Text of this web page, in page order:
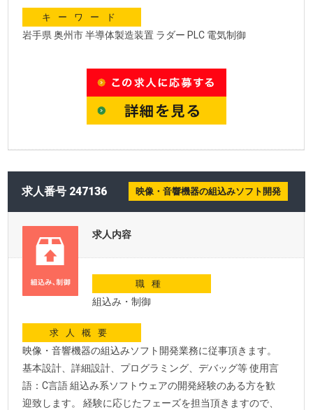
キーワード
岩手県 奥州市 半導体製造装置 ラダー PLC 電気制御
求人番号 247136 映像・音響機器の組込みソフト開発
求人内容
職種
組込み・制御
求人概要
映像・音響機器の組込みソフト開発業務に従事頂きます。
基本設計、詳細設計、プログラミング、デバッグ等 使用言
語：C言語 組込み系ソフトウェアの開発経験のある方を歓
迎致します。 経験に応じたフェーズを担当頂きますので、